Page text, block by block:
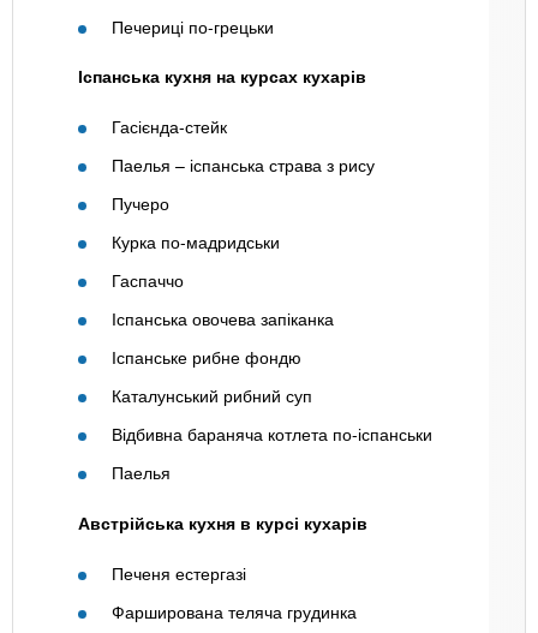
Печериці по-грецьки
Іспанська кухня на курсах кухарів
Гасієнда-стейк
Паелья – іспанська страва з рису
Пучеро
Курка по-мадридськи
Гаспаччо
Іспанська овочева запіканка
Іспанське рибне фондю
Каталунський рибний суп
Відбивна бараняча котлета по-іспанськи
Паелья
Австрійська кухня в курсі кухарів
Печеня естергазі
Фарширована теляча грудинка